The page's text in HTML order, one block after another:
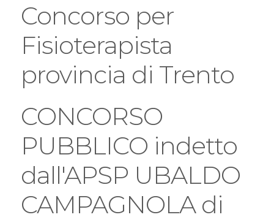
Concorso per
Fisioterapista
provincia di Trento
CONCORSO
PUBBLICO indetto
dall'APSP UBALDO
CAMPAGNOLA di